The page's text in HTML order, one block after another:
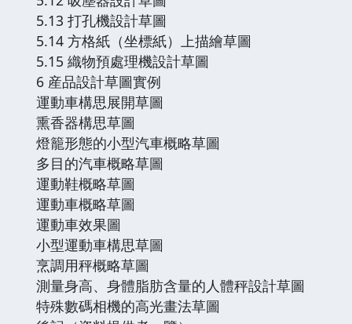
5.13 打孔機設計草圖
5.14 方格紙（坐標紙）上描繪草圖
5.15 織物預處理機設計草圖
6 産品設計草圖實例
運動車構思展開草圖
熏香器構思草圖
燈籠形態的小型汽車概略草圖
多目的汽車概略草圖
運動鞋概略草圖
運動車概略草圖
運動車效果圖
小型運動車構思草圖
烹調用秤概略草圖
測量身高、身體脂肪含量的人體秤設計草圖
特殊數碼相機的高光畫法草圖